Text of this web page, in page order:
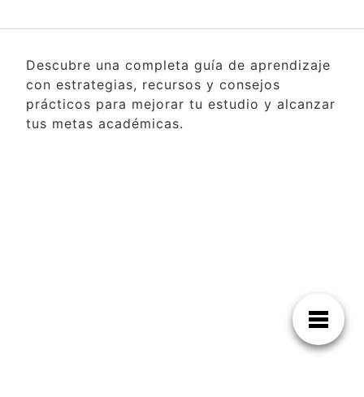
Descubre una completa guía de aprendizaje
con estrategias, recursos y consejos
prácticos para mejorar tu estudio y alcanzar
tus metas académicas.